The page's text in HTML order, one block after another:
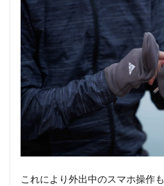
これにより外出中のスマホ操作